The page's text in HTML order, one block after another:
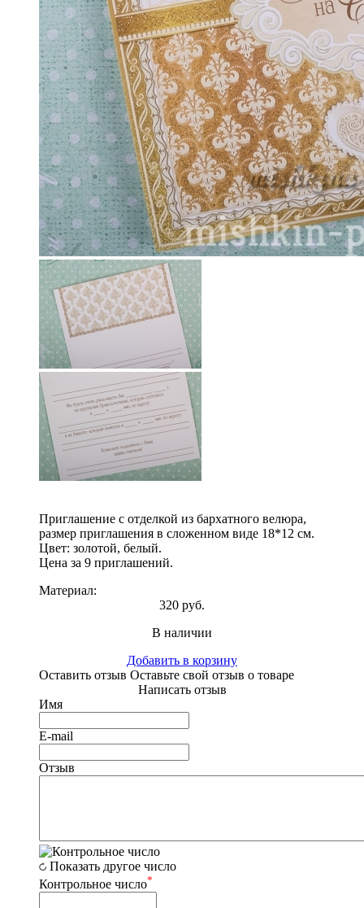
Приглашение с отделкой из бархатного велюра,
размер приглашения в сложенном виде 18*12 см.
Цвет: золотой, белый.
Цена за 9 приглашений.
Материал:
320 руб.
В наличии
Добавить в корзину
Оставить отзыв Оставьте свой отзыв о товаре
Написать отзыв
Имя
E-mail
Отзыв
Показать другое число
Контрольное число*